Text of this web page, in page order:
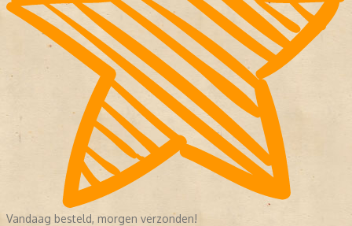
Vandaag besteld, morgen verzonden!